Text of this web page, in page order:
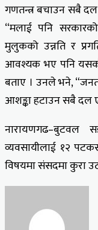
गणतन्त्र बचाउन सबै
“मलाई पनि
मुलुकको उन्नति र
आवश्यक भए पनि यसको
बताए । उनले भने,
आशङ्का हटाउन सबै दल
नारायणगढ–बुटवल
व्यवसायीलाई १२
विषयमा संसदमा कुरा